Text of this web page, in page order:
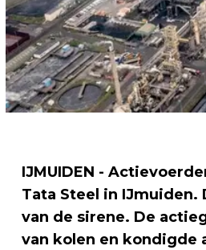
IJMUIDEN -
Tata Steel in
van de sirene. De
van kolen en kondigde